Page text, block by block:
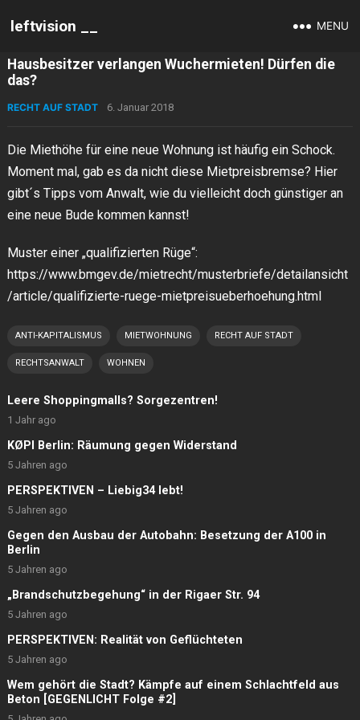
leftvision __ MENU
Hausbesitzer verlangen Wuchermieten! Dürfen die
das?
RECHT AUF STADT 6. Januar 2018
Die Miethöhe für eine neue Wohnung ist häufig ein Schock.
Moment mal, gab es da nicht diese Mietpreisbremse? Hier
gibt´s Tipps vom Anwalt, wie du vielleicht doch günstiger an
eine neue Bude kommen kannst!
Muster einer „qualifizierten Rüge“:
https://www.bmgev.de/mietrecht/musterbriefe/detailansicht
/article/qualifizierte-ruege-mietpreisueberhoehung.html
ANTI-KAPITALISMUS MIETWOHNUNG RECHT AUF STADT
RECHTSANWALT WOHNEN
Leere Shoppingmalls? Sorgezentren!
1 Jahr ago
KØPI Berlin: Räumung gegen Widerstand
5 Jahren ago
PERSPEKTIVEN – Liebig34 lebt!
5 Jahren ago
Gegen den Ausbau der Autobahn: Besetzung der A100 in
Berlin
5 Jahren ago
„Brandschutzbegehung“ in der Rigaer Str. 94
5 Jahren ago
PERSPEKTIVEN: Realität von Geflüchteten
5 Jahren ago
Wem gehört die Stadt? Kämpfe auf einem Schlachtfeld aus
Beton [GEGENLICHT Folge #2]